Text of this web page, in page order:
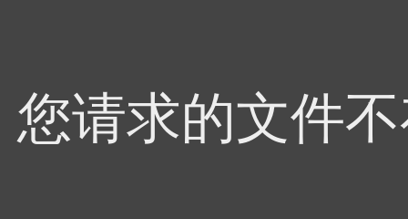
您请求的文件